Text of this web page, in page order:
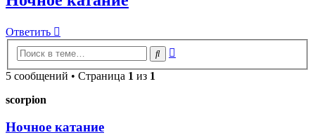
Ответить
Поиск
5 сообщений • Страница 1 из 1
scorpion
Ночное катание